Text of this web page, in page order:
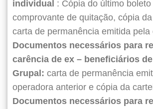
individual : Cópia do último boleto
comprovante de quitação, cópia
carta de permanência emitida pela
Documentos necessários para
carência de ex – beneficiários
Grupal: carta de permanência
operadora anterior e cópia da
Documentos necessários para